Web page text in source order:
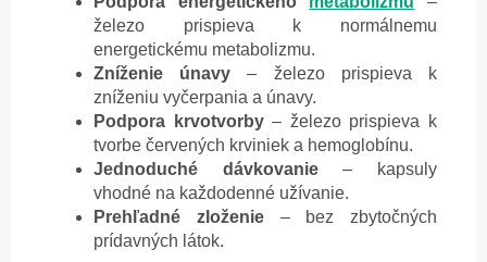
železo prispieva k normálnemu
energetickému metabolizmu.
Zníženie únavy – železo prispieva k
zníženiu vyčerpania a únavy.
Podpora krvotvorby– železo prispieva k
tvorbe červených krviniek a hemoglobínu.
Jednoduché dávkovanie– kapsuly
vhodné na každodenné užívanie.
Prehľadné zloženie– bez zbytočných
prídavných látok.